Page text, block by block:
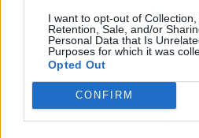
I want to opt-out of Collection,
Retention, Sale, and/or
Personal Data that Is
Purposes for which it was
Opted Out
CONFIRM
ir prie ne vienos
iniciatyvos šiems vežant
kariams, todėl įmonės
vienareikšmiška ir labai